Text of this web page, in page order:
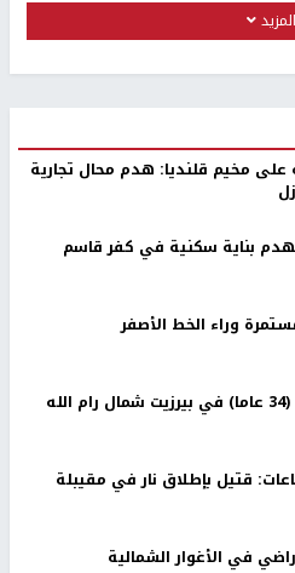
المزيد
على مخيم قلنديا: هدم محال تجارية
بناية سكنية في كفر قاسم
وراء الخط الأصفر
قتيل بإطلاق نار في مقيبلة
في الأغوار الشمالية